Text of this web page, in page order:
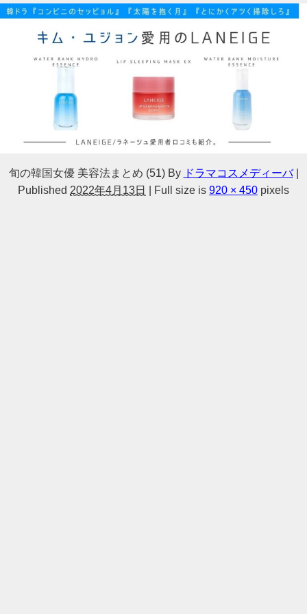
旬の韓国女優 美容法まとめ (51) By ドラマコスメディーバ
Published 2022年4月13日 Full size is 920 × 450 pixels